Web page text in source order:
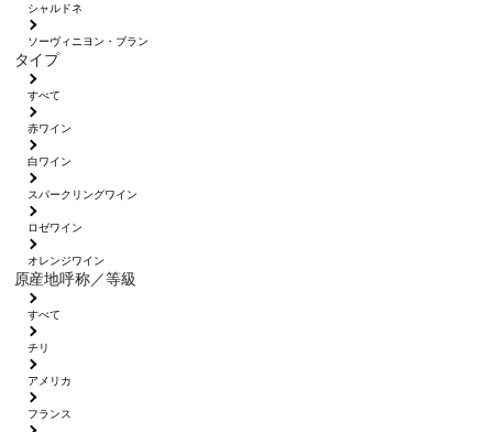
シャルドネ
ソーヴィニヨン・ブラン
タイプ
すべて
赤ワイン
白ワイン
スパークリングワイン
ロゼワイン
オレンジワイン
原産地呼称／等級
すべて
チリ
アメリカ
フランス